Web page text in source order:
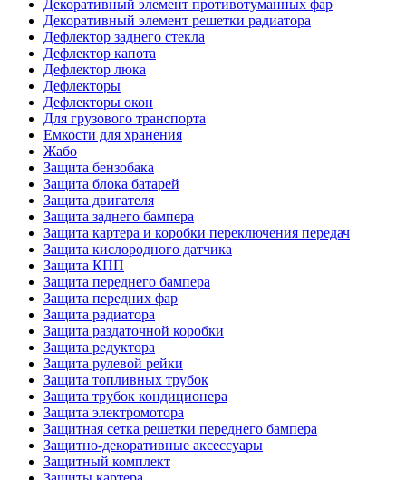
Декоративный элемент противотуманных фар
Декоративный элемент решетки радиатора
Дефлектор заднего стекла
Дефлектор капота
Дефлектор люка
Дефлекторы
Дефлекторы окон
Для грузового транспорта
Емкости для хранения
Жабо
Защита бензобака
Защита блока батарей
Защита двигателя
Защита заднего бампера
Защита картера и коробки переключения передач
Защита кислородного датчика
Защита КПП
Защита переднего бампера
Защита передних фар
Защита радиатора
Защита раздаточной коробки
Защита редуктора
Защита рулевой рейки
Защита топливных трубок
Защита трубок кондиционера
Защита электромотора
Защитная сетка решетки переднего бампера
Защитно-декоративные аксессуары
Защитный комплект